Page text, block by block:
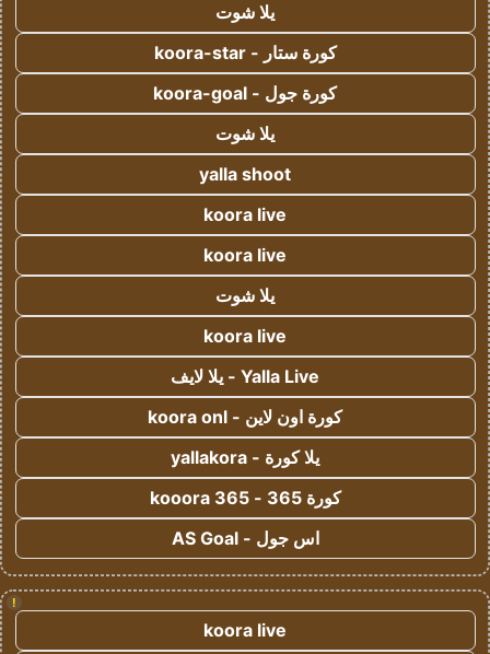
يلا شوت
كورة ستار - koora-star
كورة جول - koora-goal
يلا شوت
yalla shoot
koora live
koora live
يلا شوت
koora live
Yalla Live - يلا لايف
كورة اون لاين - koora onl
يلا كورة - yallakora
كورة 365 - kooora 365
اس جول - AS Goal
!
koora live